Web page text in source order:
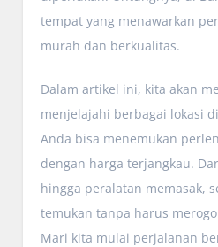
tempat yang menawarkan
murah dan berkualitas.
Dalam artikel ini, kita akan
menjelajahi berbagai lokasi
Anda bisa menemukan
dengan harga terjangkau.
hingga peralatan memasak,
temukan tanpa harus
Mari kita mulai perjalanan